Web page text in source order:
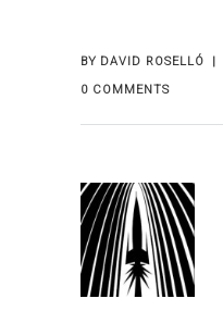
BY DAVID ROSELLÓ
0 COMMENTS